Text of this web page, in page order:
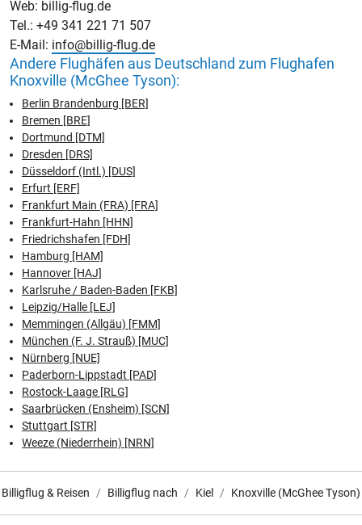
Web: billig-flug.de
Tel.: +49 341 221 71 507
E-Mail: info@billig-flug.de
Andere Flughäfen aus Deutschland zum Flughafen
Knoxville (McGhee Tyson):
Berlin Brandenburg [BER]
Bremen [BRE]
Dortmund [DTM]
Dresden [DRS]
Düsseldorf (Intl.) [DUS]
Erfurt [ERF]
Frankfurt Main (FRA) [FRA]
Frankfurt-Hahn [HHN]
Friedrichshafen [FDH]
Hamburg [HAM]
Hannover [HAJ]
Karlsruhe / Baden-Baden [FKB]
Leipzig/Halle [LEJ]
Memmingen (Allgäu) [FMM]
München (F. J. Strauß) [MUC]
Nürnberg [NUE]
Paderborn-Lippstadt [PAD]
Rostock-Laage [RLG]
Saarbrücken (Ensheim) [SCN]
Stuttgart [STR]
Weeze (Niederrhein) [NRN]
Billigflug & Reisen Billigflug nach Kiel Knoxville (McGhee Tyson)